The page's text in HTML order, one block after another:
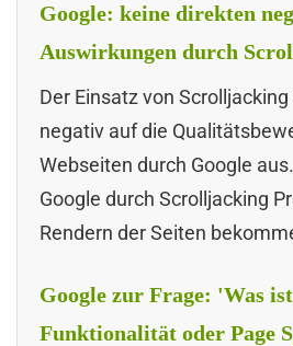
Google: keine direkten
Auswirkungen durch
Der Einsatz von
negativ auf die
Webseiten durch Google
Google durch Scrolljacking
Rendern der Seiten
Google zur Frage: 'Was
Funktionalität oder Page